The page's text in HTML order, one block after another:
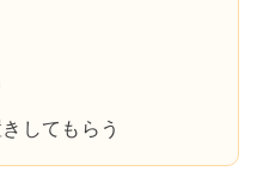
してもらう